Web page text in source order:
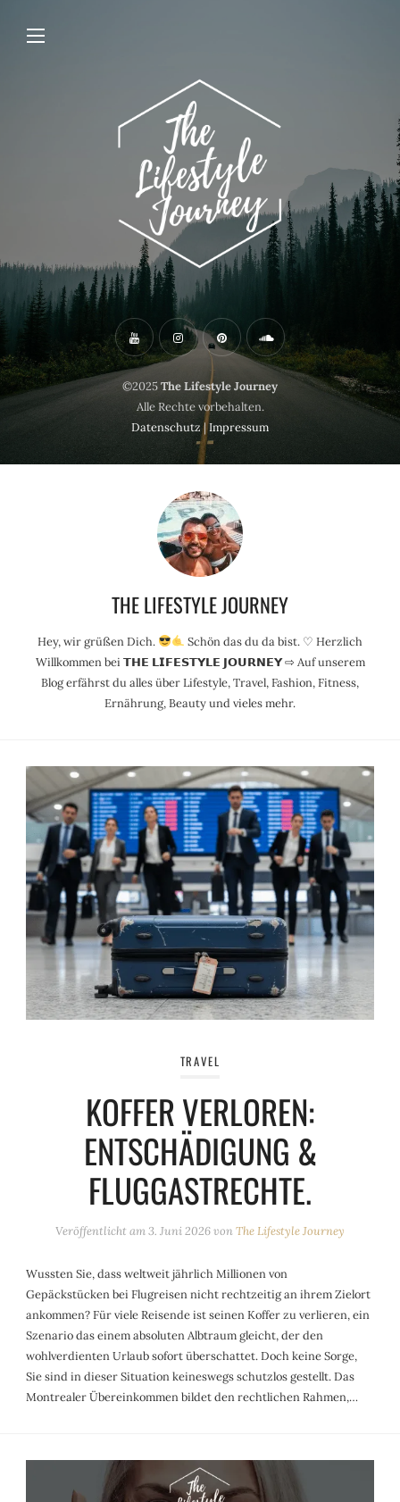
©2025The Lifestyle Journey
Alle Rechte vorbehalten.
Datenschutz|Impressum
THE LIFESTYLE JOURNEY
Hey, wir grüßen Dich.
Schön das du da bist. ♡ Herzlich
Willkommen bei 𝗧𝗛𝗘 𝗟𝗜𝗙𝗘𝗦𝗧𝗬𝗟𝗘 𝗝𝗢𝗨𝗥𝗡𝗘𝗬 ⇨ Auf unserem
Blog erfährst du alles über Lifestyle, Travel, Fashion, Fitness,
Ernährung, Beauty und vieles mehr.
TRAVEL
KOFFER VERLOREN:
ENTSCHÄDIGUNG &
FLUGGASTRECHTE.
Veröffentlicht am3. Juni 2026vonThe Lifestyle Journey
Wussten Sie, dass weltweit jährlich Millionen von
Gepäckstücken bei Flugreisen nicht rechtzeitig an ihrem Zielort
ankommen? Für viele Reisende ist seinen Koffer zu verlieren, ein
Szenario das einem absoluten Albtraum gleicht, der den
wohlverdienten Urlaub sofort überschattet. Doch keine Sorge,
Sie sind in dieser Situation keineswegs schutzlos gestellt. Das
Montrealer Übereinkommen bildet den rechtlichen Rahmen,…